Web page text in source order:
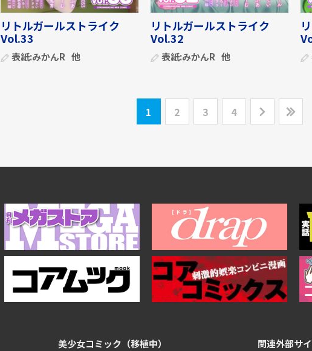
リトルガールストライク
Vol.33
表紙:みかんR 他
リトルガールストライク
Vol.32
表紙:みかんR 他
1 2 3 4
美少女コミック（移植中）
関連外部サ